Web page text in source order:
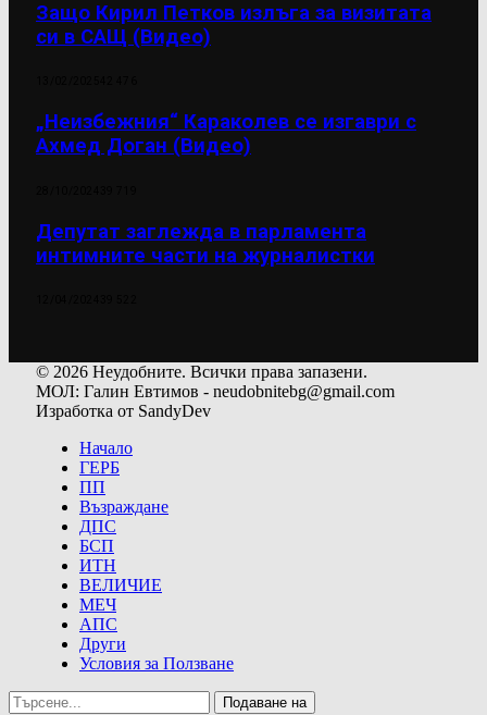
Защо Кирил Петков излъга за визитата
си в САЩ (Видео)
„Неизбежния“ Караколев се изгаври с
Ахмед Доган (Видео)
Депутат заглежда в парламента
интимните части на журналистки
© 2026 Неудобните. Всички права запазени.
МОЛ: Галин Евтимов - neudobnitebg@gmail.com
Изработка от SandyDev
Начало
ГЕРБ
ПП
Възраждане
ДПС
БСП
ИТН
ВЕЛИЧИЕ
МЕЧ
АПС
Други
Условия за Ползване
Подаване на